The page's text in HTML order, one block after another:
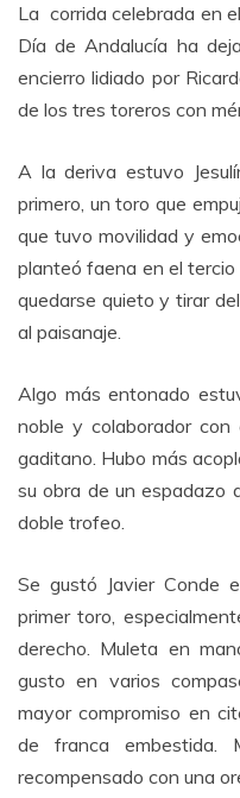
La corrida celebrada en
Día de Andalucía ha
encierro lidiado por
de los tres toreros con
A la deriva estuvo
primero, un toro que
que tuvo movilidad y
planteó faena en el
quedarse quieto y tirar
al paisanaje.
Algo más entonado
noble y colaborador
gaditano. Hubo más
su obra de un espadazo
doble trofeo.
Se gustó Javier Conde
primer toro,
derecho. Muleta en
gusto en varios
mayor compromiso en
de franca
recompensado con una